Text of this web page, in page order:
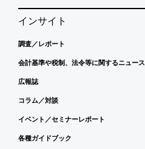
インサイト
調査／レポート
会計基準や税制、法令等に関するニュース
広報誌
コラム／対談
イベント／セミナーレポート
各種ガイドブック